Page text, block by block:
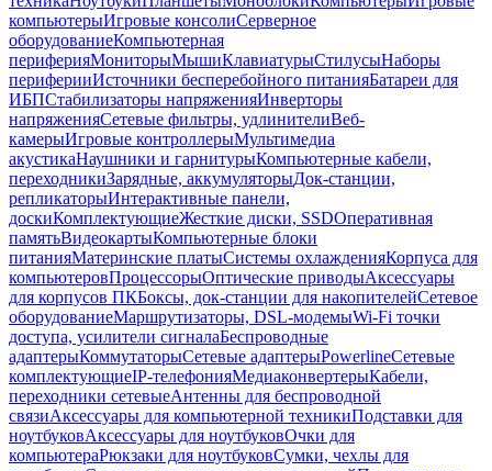
компьютерыИгровые консолиСерверное
оборудованиеКомпьютерная
периферияМониторыМышиКлавиатурыСтилусыНаборы
периферииИсточники бесперебойного питанияБатареи для
ИБПСтабилизаторы напряженияИнверторы
напряженияСетевые фильтры, удлинителиВеб-
камерыИгровые контроллерыМультимедиа
акустикаНаушники и гарнитурыКомпьютерные кабели,
переходникиЗарядные, аккумуляторыДок-станции,
репликаторыИнтерактивные панели,
доскиКомплектующиеЖесткие диски, SSDОперативная
памятьВидеокартыКомпьютерные блоки
питанияМатеринские платыСистемы охлажденияКорпуса для
компьютеровПроцессорыОптические приводыАксессуары
для корпусов ПКБоксы, док-станции для накопителейСетевое
оборудованиеМаршрутизаторы, DSL-модемыWi-Fi точки
доступа, усилители сигналаБеспроводные
адаптерыКоммутаторыСетевые адаптерыPowerlineСетевые
комплектующиеIP-телефонияМедиаконвертерыКабели,
переходники сетевыеАнтенны для беспроводной
связиАксессуары для компьютерной техникиПодставки для
ноутбуковАксессуары для ноутбуковОчки для
компьютераРюкзаки для ноутбуковСумки, чехлы для